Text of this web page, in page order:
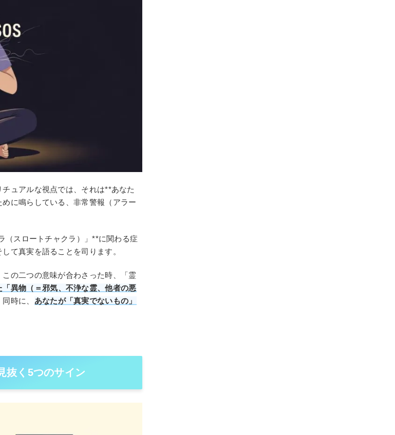
ュアルな視点では、それは**あなた
に鳴らしている、非常警報（アラー
（スロートチャクラ）」**に関わる症
て真実を語ることを司ります。
の二つの意味が合わさった時、「霊
異物（＝邪気、不浄な霊、他者の悪
時に、 あなたが「真実でないもの」
抜く5つのサイン